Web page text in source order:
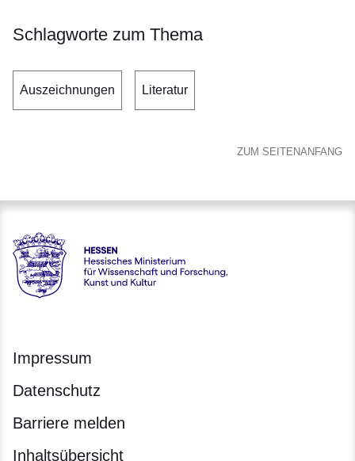
Schlagworte zum Thema
Auszeichnungen Literatur
ZUM SEITENANFANG
Hessen - Hessisches Ministerium für Wissenschaft und
Impressum
Datenschutz
Barriere melden
Inhaltsübersicht